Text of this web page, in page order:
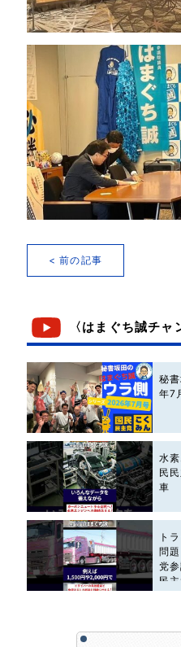
< 前の記事
〈はまぐち誠チ
秘
年7
水
民
車
ト
問
党
民